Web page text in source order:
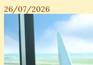
26/07/2026